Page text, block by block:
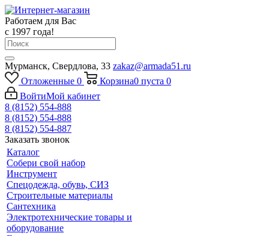
Работаем для Вас
с 1997 года!
Мурманск, Свердлова, 33 zakaz@armada51.ru
Отложенные 0 Корзина0 пуста 0
ВойтиМой кабинет
8 (8152) 554-888
8 (8152) 554-888
8 (8152) 554-887
Заказать звонок
Каталог
Собери свой набор
Инструмент
Спецодежда, обувь, СИЗ
Строительные материалы
Сантехника
Электротехнические товары и
оборудование